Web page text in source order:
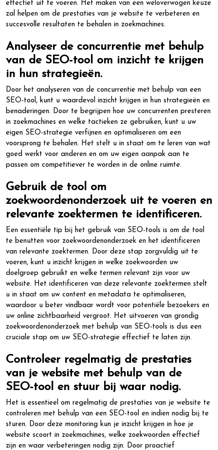
effectief uit te voeren. Het maken van een weloverwogen keuze
zal helpen om de prestaties van je website te verbeteren en
succesvolle resultaten te behalen in zoekmachines.
Analyseer de concurrentie met behulp
van de SEO-tool om inzicht te krijgen
in hun strategieën.
Door het analyseren van de concurrentie met behulp van een
SEO-tool, kunt u waardevol inzicht krijgen in hun strategieën en
benaderingen. Door te begrijpen hoe uw concurrenten presteren
in zoekmachines en welke tactieken ze gebruiken, kunt u uw
eigen SEO-strategie verfijnen en optimaliseren om een
voorsprong te behalen. Het stelt u in staat om te leren van wat
goed werkt voor anderen en om uw eigen aanpak aan te
passen om competitiever te worden in de online ruimte.
Gebruik de tool om
zoekwoordenonderzoek uit te voeren en
relevante zoektermen te identificeren.
Een essentiële tip bij het gebruik van SEO-tools is om de tool
te benutten voor zoekwoordenonderzoek en het identificeren
van relevante zoektermen. Door deze stap zorgvuldig uit te
voeren, kunt u inzicht krijgen in welke zoekwoorden uw
doelgroep gebruikt en welke termen relevant zijn voor uw
website. Het identificeren van deze relevante zoektermen stelt
u in staat om uw content en metadata te optimaliseren,
waardoor u beter vindbaar wordt voor potentiële bezoekers en
uw online zichtbaarheid vergroot. Het uitvoeren van grondig
zoekwoordenonderzoek met behulp van SEO-tools is dus een
cruciale stap om uw SEO-strategie effectief te laten zijn.
Controleer regelmatig de prestaties
van je website met behulp van de
SEO-tool en stuur bij waar nodig.
Het is essentieel om regelmatig de prestaties van je website te
controleren met behulp van een SEO-tool en indien nodig bij te
sturen. Door deze monitoring kun je inzicht krijgen in hoe je
website scoort in zoekmachines, welke zoekwoorden effectief
zijn en waar verbeteringen nodig zijn. Door proactief